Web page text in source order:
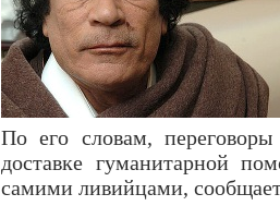
По его словам,
доставке гуманитарной
самими ливийцами,